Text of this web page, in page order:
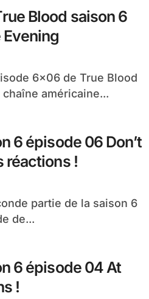
Blood saison 6
Evening
américaine...
6 épisode 06 Don’t
réactions !
de...
6 épisode 04 At
!